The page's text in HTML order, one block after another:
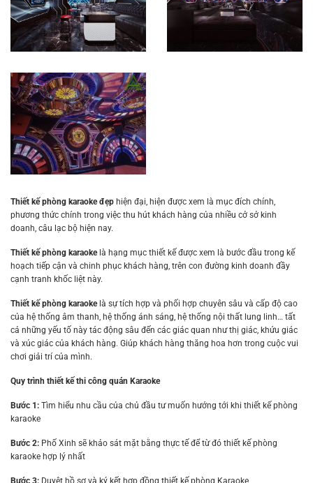
Thiết kế phòng karaoke đẹp hiện đại, hiện được xem là mục đích chính,
phương thức chính trong việc thu hút khách hàng của nhiều cở sở kinh
doanh, câu lạc bộ hiện nay.
Thiết kế phòng karaokelà hạng mục thiết kế được xem là bước đầu trong kế
hoạch tiếp cận và chinh phục khách hàng, trên con đường kinh doanh đầy
cạnh tranh khốc liệt này.
Thiết kế phòng karaokelà sự tích hợp và phối hợp chuyên sâu và cấp độ cao
của hệ thống âm thanh, hệ thống ánh sáng, hệ thống nội thất lung linh… tất
cả những yếu tố này tác động sâu đến các giác quan như thị giác, khứu giác
và xúc giác của khách hàng. Giúp khách hàng thăng hoa hơn trong cuộc vui
chơi giải trí của mình.
Quy trình thiết kế thi công quán Karaoke
Bước 1: Tìm hiểu nhu cầu của chủ đầu tư muốn hướng tới khi thiết kế phòng
karaoke
Bước 2: Phố Xinh sẽ khảo sát mặt bằng thực tế để từ đó thiết kế phòng
karaoke hợp lý nhất
Bước 3: Duyệt hồ sơ và ký kết hợp đồng thiết kế phòng Karaoke